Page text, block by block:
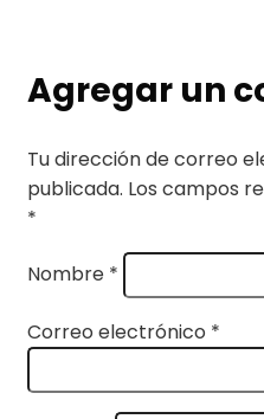
Agregar un
Tu dirección de correo
publicada. Los campos
*
Nombre *
Correo electrónico *